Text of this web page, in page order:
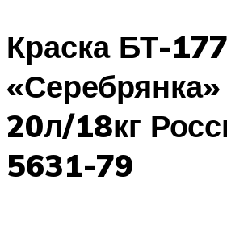
Краска БТ-177
«Серебрянка»
20л/18кг
5631-79